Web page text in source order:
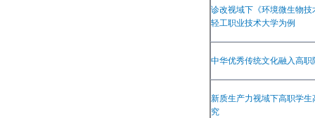
诊改视域下《环境微生物
轻工职业技术大学为例
中华优秀传统文化融入高
新质生产力视域下高职学
究